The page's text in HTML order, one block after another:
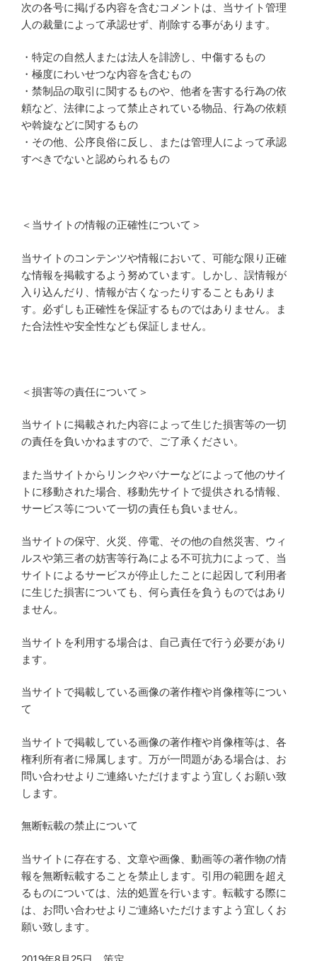
次の各号に掲げる内容を含むコメントは、当サイト管理
人の裁量によって承認せず、削除する事があります。
・特定の自然人または法人を誹謗し、中傷するもの
・極度にわいせつな内容を含むもの
・禁制品の取引に関するものや、他者を害する行為の依
頼など、法律によって禁止されている物品、行為の依頼
や斡旋などに関するもの
・その他、公序良俗に反し、または管理人によって承認
すべきでないと認められるもの
＜当サイトの情報の正確性について＞
当サイトのコンテンツや情報において、可能な限り正確
な情報を掲載するよう努めています。しかし、誤情報が
入り込んだり、情報が古くなったりすることもありま
す。必ずしも正確性を保証するものではありません。ま
た合法性や安全性なども保証しません。
＜損害等の責任について＞
当サイトに掲載された内容によって生じた損害等の一切
の責任を負いかねますので、ご了承ください。
また当サイトからリンクやバナーなどによって他のサイ
トに移動された場合、移動先サイトで提供される情報、
サービス等について一切の責任も負いません。
当サイトの保守、火災、停電、その他の自然災害、ウィ
ルスや第三者の妨害等行為による不可抗力によって、当
サイトによるサービスが停止したことに起因して利用者
に生じた損害についても、何ら責任を負うものではあり
ません。
当サイトを利用する場合は、自己責任で行う必要があり
ます。
当サイトで掲載している画像の著作権や肖像権等につい
て
当サイトで掲載している画像の著作権や肖像権等は、各
権利所有者に帰属します。万が一問題がある場合は、お
問い合わせよりご連絡いただけますよう宜しくお願い致
します。
無断転載の禁止について
当サイトに存在する、文章や画像、動画等の著作物の情
報を無断転載することを禁止します。引用の範囲を超え
るものについては、法的処置を行います。転載する際に
は、お問い合わせよりご連絡いただけますよう宜しくお
願い致します。